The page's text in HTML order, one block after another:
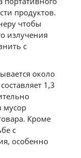
продуктов.
чтобы
излучения
с
около
1,3
мусор
Кроме
с
особенно